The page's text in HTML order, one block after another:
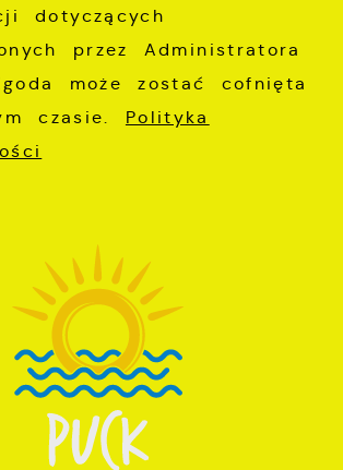
dotyczących
przez Administratora
może zostać cofnięta
czasie. Polityka